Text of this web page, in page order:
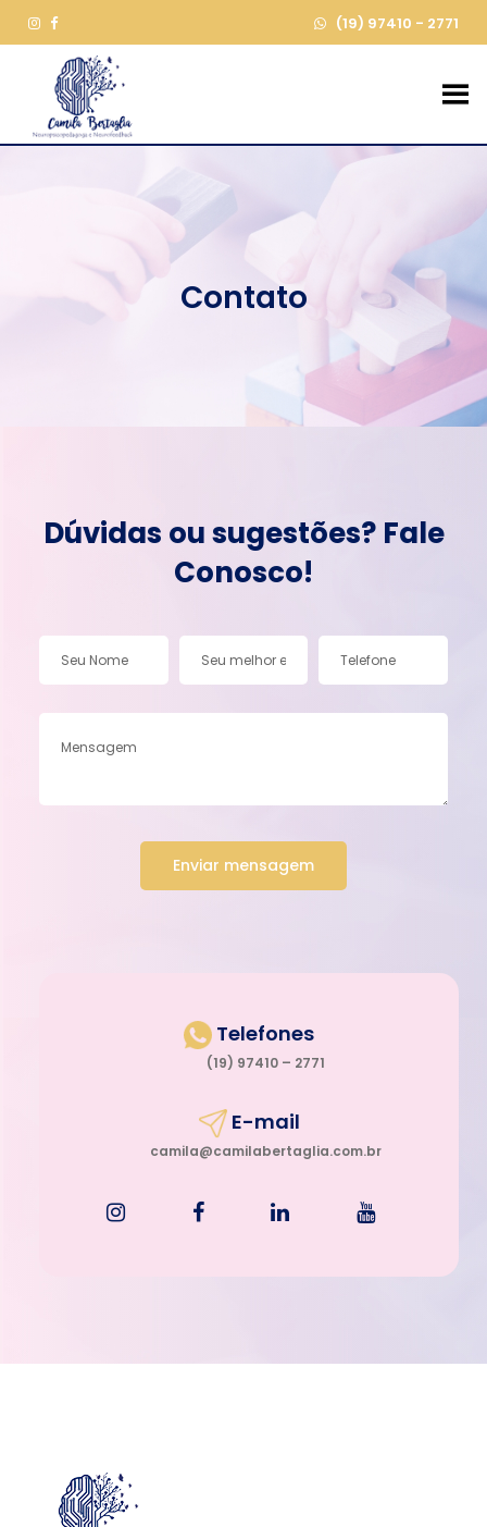
(19) 97410 - 2771
Contato
Dúvidas ou sugestões? Fale
Conosco!
Telefones
(19) 97410 – 2771
E-mail
camila@camilabertaglia.com.br